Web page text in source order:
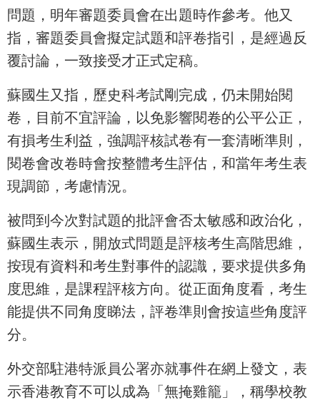
問題，明年審題委員會在出題時作參考。他又
指，審題委員會擬定試題和評卷指引，是經過反
覆討論，一致接受才正式定稿。
蘇國生又指，歷史科考試剛完成，仍未開始閱
卷，目前不宜評論，以免影響閱卷的公平公正，
有損考生利益，強調評核試卷有一套清晰準則，
閱卷會改卷時會按整體考生評估，和當年考生表
現調節，考慮情況。
被問到今次對試題的批評會否太敏感和政治化，
蘇國生表示，開放式問題是評核考生高階思維，
按現有資料和考生對事件的認識，要求提供多角
度思維，是課程評核方向。從正面角度看，考生
能提供不同角度睇法，評卷準則會按這些角度評
分。
外交部駐港特派員公署亦就事件在網上發文，表
示香港教育不可以成為「無掩雞籠」，稱學校教